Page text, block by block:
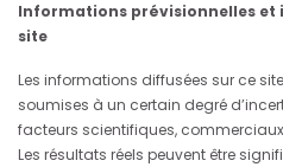
Informations prévisionnelles
site
Les informations diffusées sur ce
soumises à un certain degré
facteurs scientifiques,
Les résultats réels peuvent être